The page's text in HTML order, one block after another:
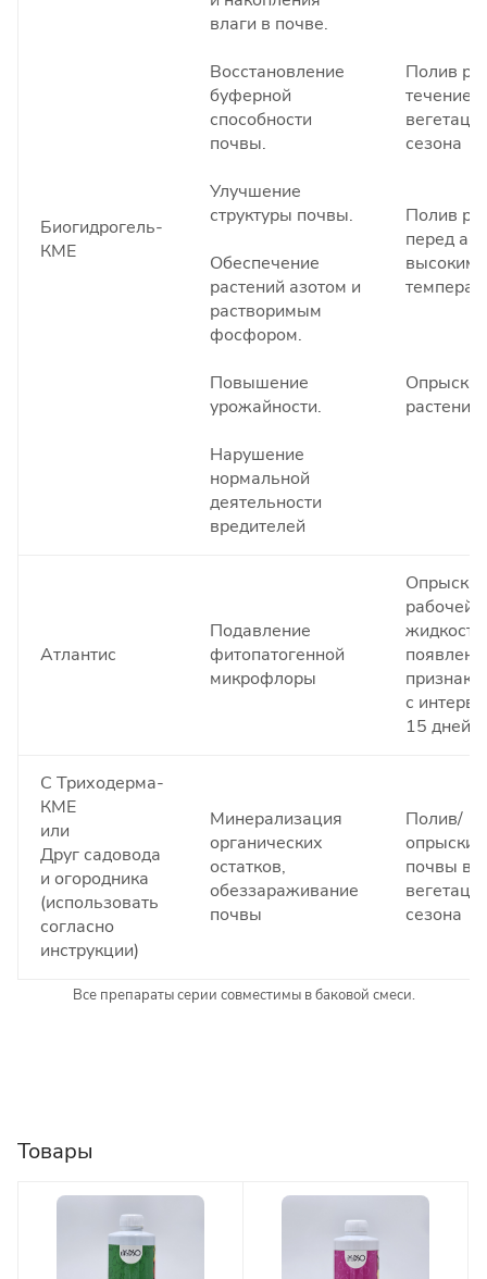
Биогидрогель-
КМЕ
влаги в почве.
Восстановление
буферной
способности
почвы.
Улучшение
структуры почвы.
Обеспечение
растений азотом и
растворимым
фосфором.
Повышение
урожайности.
Нарушение
нормальной
деятельности
вредителей
Полив
течение
сезона
Полив
перед
высокими
растений
Атлантис
Подавление
фитопатогенной
микрофлоры
рабочей
с
15 дней
С Триходерма-
КМЕ
или
Друг садовода
и огородника
(использовать
согласно
инструкции)
Минерализация
органических
остатков,
обеззараживание
почвы
Полив/
почвы в
сезона
Все препараты серии совместимы в баковой смеси.
Товары